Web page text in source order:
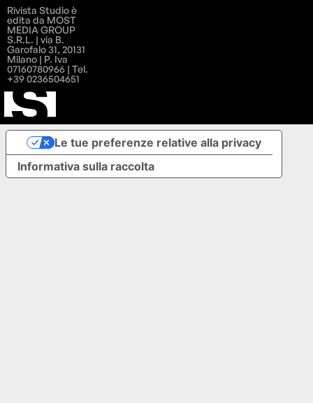
Rivista Studio è
edita da MOST
MEDIA GROUP
S.R.L. | via B.
Garofalo 31, 20131
Milano | P. Iva
07160780966 | Tel.
+39 0236504651
Informativa sulla raccolta
Le tue preferenze relative alla privacy